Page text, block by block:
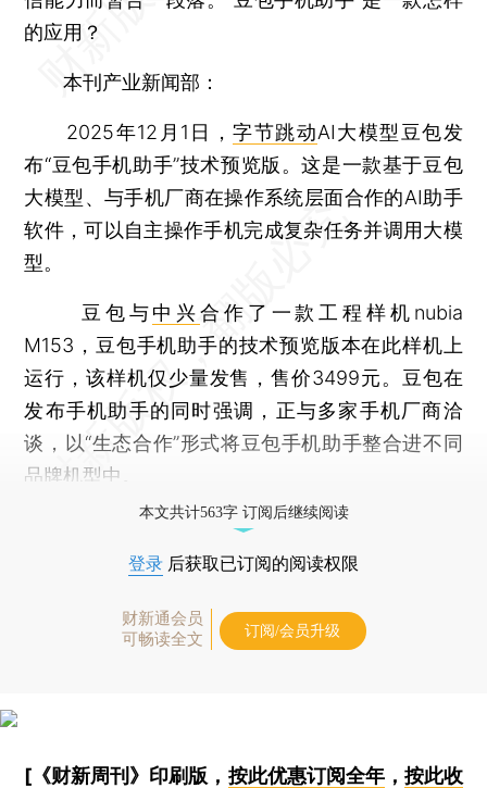
的应用？
本刊产业新闻部：
2025年12月1日，字节跳动AI大模型豆包发
布“豆包手机助手”技术预览版。这是一款基于豆包
大模型、与手机厂商在操作系统层面合作的AI助手
软件，可以自主操作手机完成复杂任务并调用大模
型。
豆包与中兴合作了一款工程样机nubia
M153，豆包手机助手的技术预览版本在此样机上
运行，该样机仅少量发售，售价3499元。豆包在
发布手机助手的同时强调，正与多家手机厂商洽
谈，以“生态合作”形式将豆包手机助手整合进不同
品牌机型中。
本文共计563字 订阅后继续阅读
登录 后获取已订阅的阅读权限
财新通会员
可畅读全文
订阅/会员升级
[《财新周刊》印刷版， 按此优惠订阅全年， 按此收